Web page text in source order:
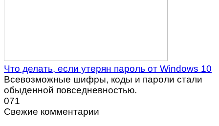
Что делать, если утерян пароль от Windows 10
Всевозможные шифры, коды и пароли стали
обыденной повседневностью.
071
Свежие комментарии